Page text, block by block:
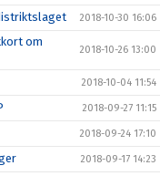
2018-10-30 16:06
om
2018-10-26 13:00
2018-10-04 11:54
2018-09-27 11:15
2018-09-24 17:10
2018-09-17 14:23